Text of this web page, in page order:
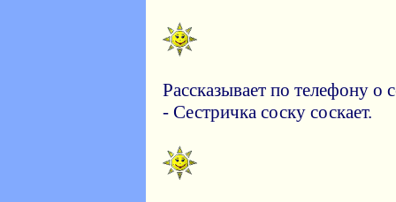
Рассказывает по телефону о
- Сестричка соску соскает.